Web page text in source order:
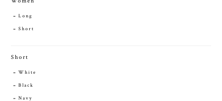
Long
Short
Short
White
Black
Navy